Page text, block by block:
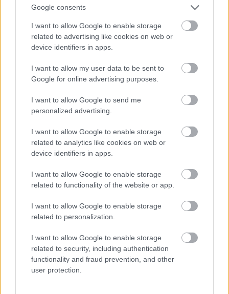
Google consents
I want to allow Google to enable storage
related to advertising like cookies on web or
device identifiers in apps.
I want to allow my user data to be sent to
Google for online advertising purposes.
I want to allow Google to send me
personalized advertising.
I want to allow Google to enable storage
related to analytics like cookies on web or
device identifiers in apps.
I want to allow Google to enable storage
related to functionality of the website or app.
I want to allow Google to enable storage
related to personalization.
I want to allow Google to enable storage
related to security, including authentication
functionality and fraud prevention, and other
user protection.
A Mochachino bemutatója a New York-i divathéten
Fotó: Mike Pont / Europress / Getty
Jön még kép!